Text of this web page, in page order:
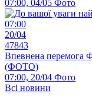
07:00, 04/05 Фото
07:00
20/04
47843
Впевнена перемога
(ФОТО)
07:00, 20/04 Фото
Всі новини